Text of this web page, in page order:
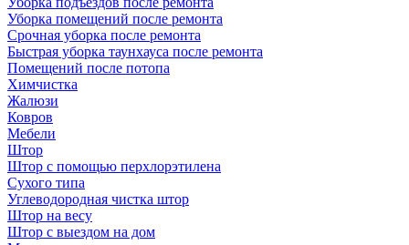
Уборка помещений после ремонта
Срочная уборка после ремонта
Быстрая уборка таунхауса после ремонта
Помещений после потопа
Химчистка
Жалюзи
Ковров
Мебели
Штор
Штор с помощью перхлорэтилена
Сухого типа
Углеводородная чистка штор
Штор на весу
Штор с выездом на дом